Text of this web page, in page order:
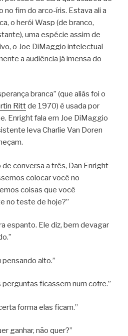
fim do arco-íris. Estava ali a
o herói Wasp (de branco,
uma espécie assim de
o Joe DiMaggio intelectual
a audiência já imensa do
branca” (que aliás foi o
Rittde 1970) é usada por
Enright fala em Joe DiMaggio
leva Charlie Van Doren
conversa a três, Dan Enright
colocar você no
coisas que você
no teste de hoje?”
espanto. Ele diz, bem devagar
pensando alto.”
perguntas ficassem num cofre.”
forma elas ficam.”
ganhar, não quer?”